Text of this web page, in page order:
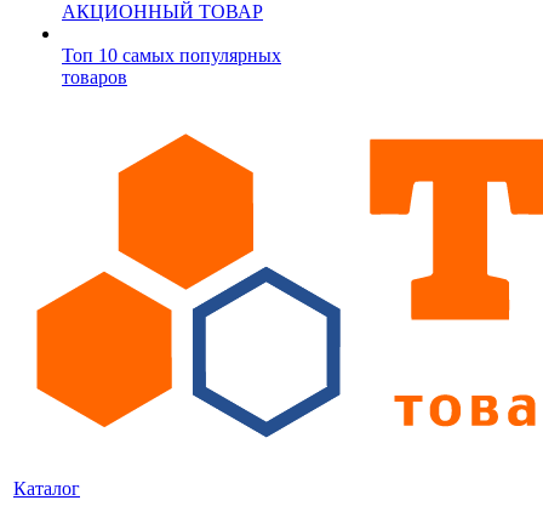
АКЦИОННЫЙ ТОВАР
Топ 10 самых популярных
товаров
Каталог